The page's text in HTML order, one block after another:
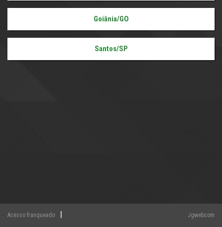
Goiânia/GO
Santos/SP
Acesso franqueado | Jgwebcom